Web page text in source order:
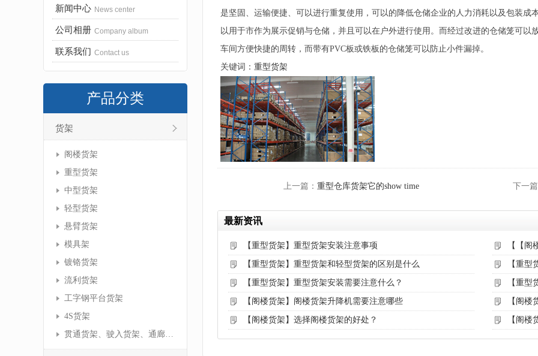
新闻中心 News center
公司相册 Company album
联系我们 Contact us
产品分类
货架
阁楼货架
重型货架
中型货架
轻型货架
悬臂货架
模具架
镀铬货架
流利货架
工字钢平台货架
4S货架
贯通货架、驶入货架、通廊货架
是坚固、运输便捷、可以进行重复使用，可以的降低仓储企业的人力消耗以及包装成
以用于市作为展示促销与仓储，并且可以在户外进行使用。而经过改进的仓储笼可
车间方便快捷的周转，而带有PVC板或铁板的仓储笼可以防止小件漏掉。
关键词： 重型货架
上一篇： 重型仓库货架它的show time 下一
最新资讯
【重型货架】重型货架安装注意事项 【【阁
【重型货架】重型货架和轻型货架的区别是什么 【重型
【重型货架】重型货架安装需要注意什么？ 【重型
【阁楼货架】阁楼货架升降机需要注意哪些 【阁
【阁楼货架】选择阁楼货架的好处？ 【阁楼